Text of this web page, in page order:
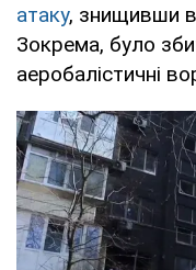
атаку, знищивши
Зокрема, було
аеробалістичні